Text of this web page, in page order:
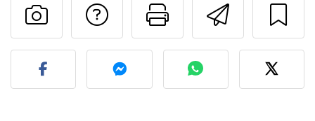
Imprimir
Preguntar al autor
Publicar la foto de esta